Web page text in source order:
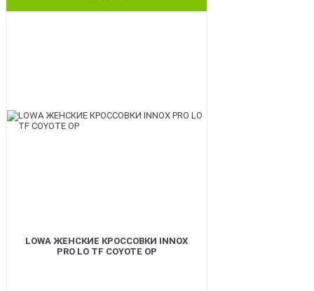
LOWA ЖЕНСКИЕ КРОССОВКИ INNOX
PRO LO TF COYOTE OP